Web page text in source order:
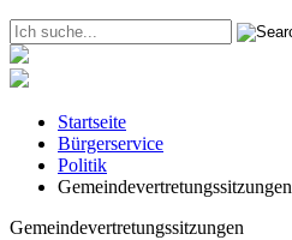
Startseite
Bürgerservice
Politik
Gemeindevertretungssitzungen
Gemeindevertretungssitzungen